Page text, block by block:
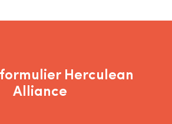
Herculean
Alliance